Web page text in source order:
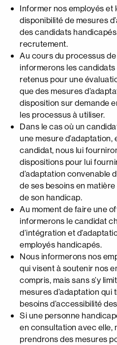
Informer nos employés et
disponibilité de mesures
des candidats
recrutement.
Au cours du processus
informerons les
retenus pour une
que des mesures
disposition sur demande
les processus à utiliser.
Dans le cas où un
une mesure
candidat, nous lui
dispositions pour lui
d’adaptation convenable
de ses besoins en
de son handicap.
Au moment de faire une
informerons le candidat
d’intégration et
employés handicapés.
Nous informerons nos
qui visent à soutenir nos
compris, mais sans s’y
mesures d’adaptation
besoins d’accessibilité
Si une personne
en consultation avec elle,
prendrons des mesures